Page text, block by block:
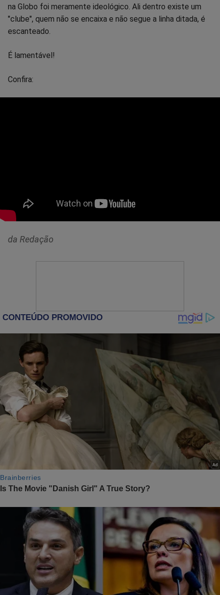
na Globo foi meramente ideológico. Ali dentro existe um
"clube", quem não se encaixa e não segue a linha ditada, é
escanteado.
É lamentável!
Confira:
da Redação